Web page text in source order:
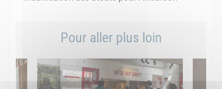
Pour aller plus loin